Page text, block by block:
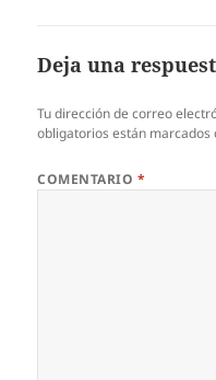
Deja una
Tu dirección de correo
obligatorios están
COMENTARIO *